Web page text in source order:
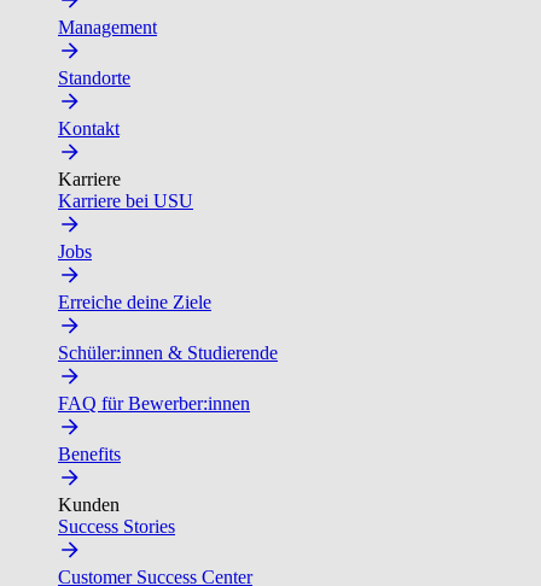
Management
Standorte
Kontakt
Karriere
Karriere bei USU
Jobs
Erreiche deine Ziele
Schüler:innen & Studierende
FAQ für Bewerber:innen
Benefits
Kunden
Success Stories
Customer Success Center